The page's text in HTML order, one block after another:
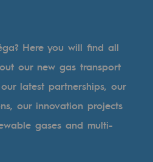
transition
network
open organisation
and open
Here you will find all
our new gas transport
latest partnerships, our
our innovation projects
gases and multi-